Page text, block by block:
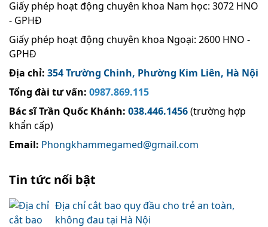
Giấy phép hoạt động chuyên khoa Nam học: 3072 HNO
- GPHĐ
Giấy phép hoạt động chuyên khoa Ngoại: 2600 HNO -
GPHĐ
Địa chỉ: 354 Trường Chinh, Phường Kim Liên, Hà Nội
Tổng đài tư vấn: 0987.869.115
Bác sĩ Trần Quốc Khánh: 038.446.1456(trường hợp
khẩn cấp)
Email: Phongkhammegamed@gmail.com
Tin tức nổi bật
Địa chỉ cắt bao quy đầu cho trẻ an toàn,
không đau tại Hà Nội